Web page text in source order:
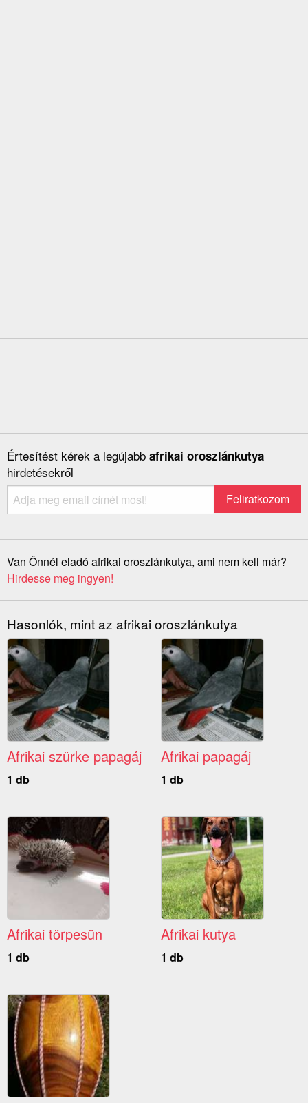
Értesítést kérek a legújabb afrikai oroszlánkutya
hirdetésekről
Van Önnél eladó afrikai oroszlánkutya, ami nem kell már?
Hirdesse meg ingyen!
Hasonlók, mint az afrikai oroszlánkutya
Afrikai szürke papagáj
1 db
Afrikai papagáj
1 db
Afrikai törpesün
1 db
Afrikai kutya
1 db